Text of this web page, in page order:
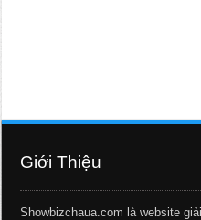
Giới Thiệu
Showbizchaua.com là website